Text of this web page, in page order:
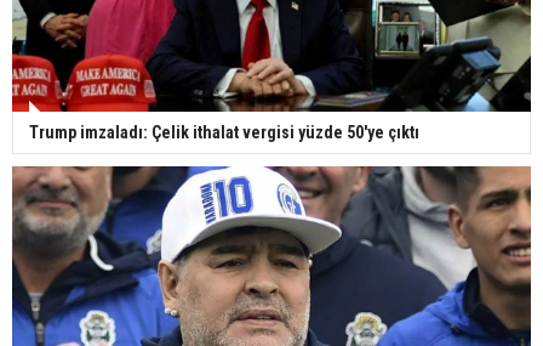
Trump imzaladı: Çelik ithalat vergisi yüzde 50'ye çıktı